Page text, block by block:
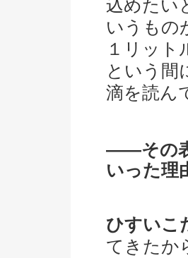
込めたい
いうもの
１リット
という間
滴を読ん
――その表
いった理
ひすいこ
てきたか